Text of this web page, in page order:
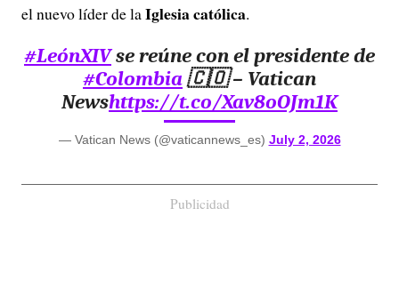
el nuevo líder de laIglesia católica.
#LeónXIVse reúne con el presidente de
#Colombia🇨🇴 – Vatican
Newshttps://t.co/Xav8oOJm1K
— Vatican News (@vaticannews_es) July 2, 2026
Publicidad